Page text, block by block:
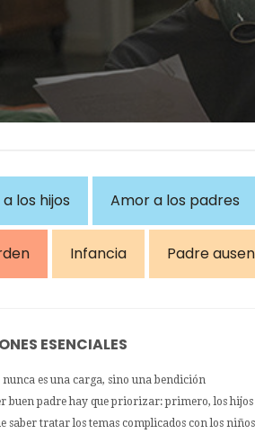
los hijos Amor a los padres
Infancia Padre
ESENCIALES
nunca es una carga, sino una bendición
buen padre hay que priorizar: primero, los hijos
saber tratar los temas complicados con los